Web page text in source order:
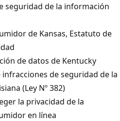
seguridad de la información
de Kansas, Estatuto de
de datos de Kentucky
de seguridad de la
(Ley Nº 382)
la privacidad de la
en línea